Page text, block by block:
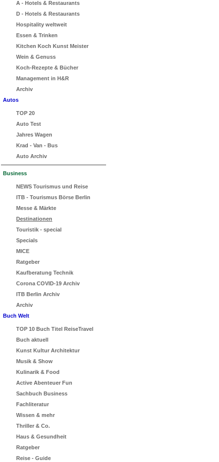
A - Hotels & Restaurants
D - Hotels & Restaurants
Hospitality weltweit
Essen & Trinken
Kitchen Koch Kunst Meister
Wein & Genuss
Koch-Rezepte & Bücher
Management in H&R
Archiv
Autos
TOP 20
Auto Test
Jahres Wagen
Krad - Van - Bus
Auto Archiv
Business
NEWS Tourismus und Reise
ITB - Tourismus Börse Berlin
Messe & Märkte
Destinationen
Touristik - special
Specials
MICE
Ratgeber
Kaufberatung Technik
Corona COVID-19 Archiv
ITB Berlin Archiv
Archiv
Buch Welt
TOP 10 Buch Titel ReiseTravel
Buch aktuell
Kunst Kultur Architektur
Musik & Show
Kulinarik & Food
Active Abenteuer Fun
Sachbuch Business
Fachliteratur
Wissen & mehr
Thriller & Co.
Haus & Gesundheit
Ratgeber
Reise - Guide